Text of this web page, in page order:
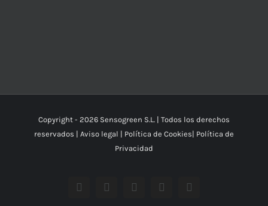
Copyright - 2026 Sensogreen S.L. | Todos los derechos
reservados | Aviso legal | Política de Cookies| Política de
Privacidad
FacebookYouTubeInstagram
X
Correo